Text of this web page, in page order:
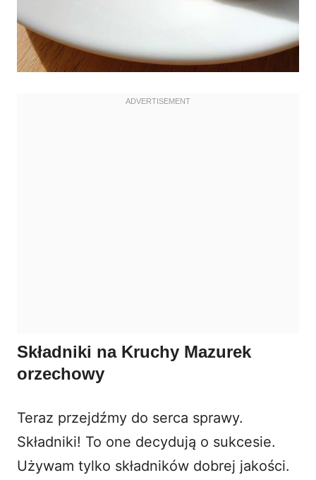
Składniki na Kruchy Mazurek
orzechowy
Teraz przejdźmy do serca sprawy.
Składniki! To one decydują o sukcesie.
Używam tylko składników dobrej jakości.